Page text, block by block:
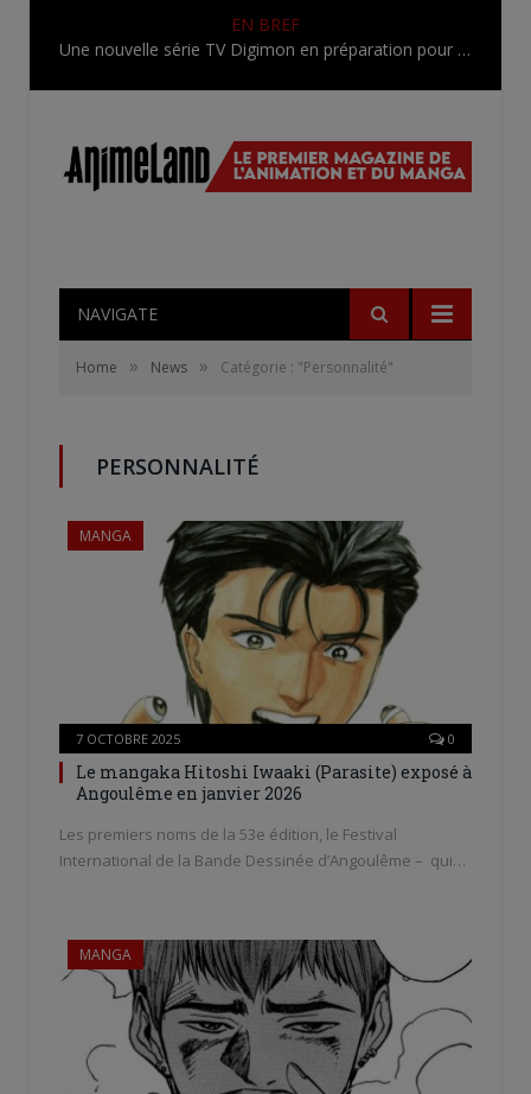
EN BREF
Une nouvelle série TV Digimon en préparation pour 2027
NAVIGATE
Home » News » Catégorie : "Personnalité"
PERSONNALITÉ
MANGA
7 OCTOBRE 2025 0
Le mangaka Hitoshi Iwaaki (Parasite) exposé à
Angoulême en janvier 2026
Les premiers noms de la 53e édition, le Festival
International de la Bande Dessinée d’Angoulême – qui…
MANGA